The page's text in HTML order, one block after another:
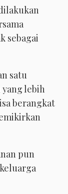
sebagai
satu
lebih
berangkat
pun